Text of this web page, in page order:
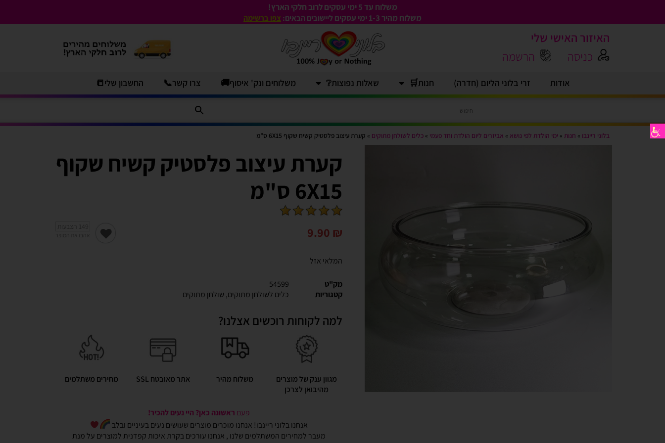
משלוח עד 5 ימי עסקים לרוב חלקי הארץ!
משלוח מהיר 1-3
ימי עסקים ליישובים הבאים: צפו ברשימה
האיזור האישי שלי
כניסה
הרשמה
אודות זרי בלוני הליום (חדרה) חנות🛒 שאלות נפוצות❔ משלוחים ונק' איסוף🚚 צרו קשר📞 החשבון שלי📒
בלוני ריינבו » חנות » ימי הולדת לפי נושא » אביזרים ליום הולדת וחד פעמי » כלים לשולחן מתוקים » קערת עיצוב פלסטיק קשיח שקוף 6X15 ס”מ
קערת עיצוב פלסטיק קשיח שקוף
6X15 ס"מ
9.90 ₪
המלאי אזל
מק"ט
54599
קטגוריות
כלים לשולחן מתוקים, שולחן מתוקים
למה לקוחות רוכשים אצלנו?
מגוון ענק של מוצרים
מהיבואן לצרכן
משלוח מהיר אתר מאובטח SSL מחירים משתלמים
פעם ראשונה כאן? היי נעים להכיר!
אנחנו בלוני ריינבו! אנחנו מוכרים מוצרים שעושים נעים בעיניים ובלב
מעבר למחירים המשתלמים שלנו , אנחנו עורכים בקרת איכות קפדנית למוצרים על מנת